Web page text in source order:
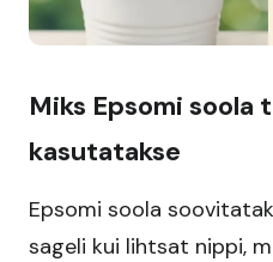
Miks Epsomi soola
kasutatakse
Epsomi soola
sageli kui lihtsat nippi,